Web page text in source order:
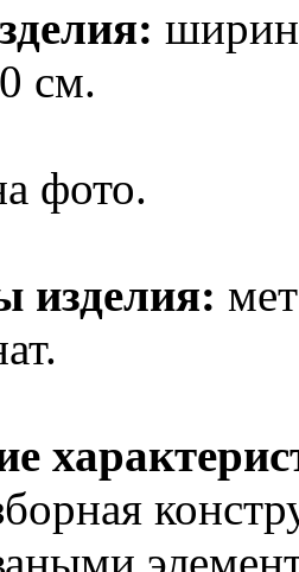
см.
фото.
изделия: